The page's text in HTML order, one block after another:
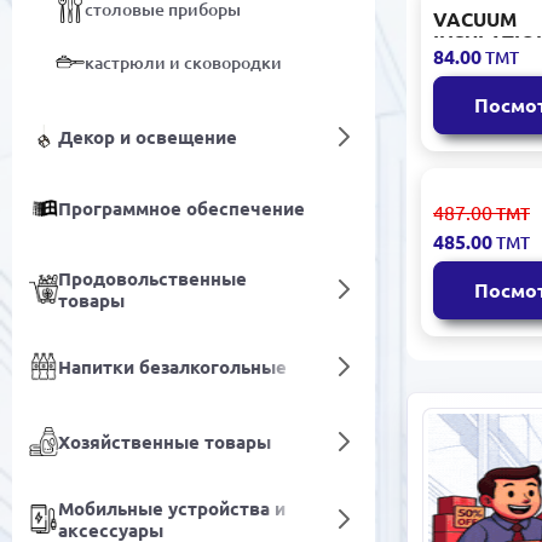
столовые приборы
кастрюли и сковородки
Декор и освещение
Программное обеспечение
Продовольственные
товары
Напитки безалкогольные
Хозяйственные товары
Мобильные устройства и
аксессуары
VACUUM
мл
84.00ТМТ
Luminarc-R
Бокал на
Golden
мл, 4 шт
487.00ТМТ
485.00ТМТ